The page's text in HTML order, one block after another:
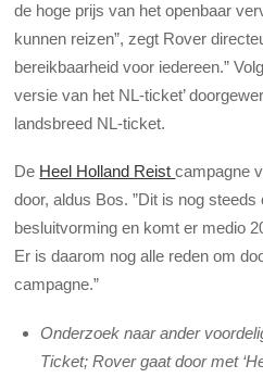
de hoge prijs van het openbaar
kunnen reizen”, zegt Rover
bereikbaarheid voor iedereen.”
versie van het NL-ticket’
landsbreed NL-ticket.
De Heel Holland Reistcampagne
door, aldus Bos. ”Dit is nog
besluitvorming en komt er medio
Er is daarom nog alle reden om
campagne.”
Onderzoek naar ander
Ticket; Rover gaat door met